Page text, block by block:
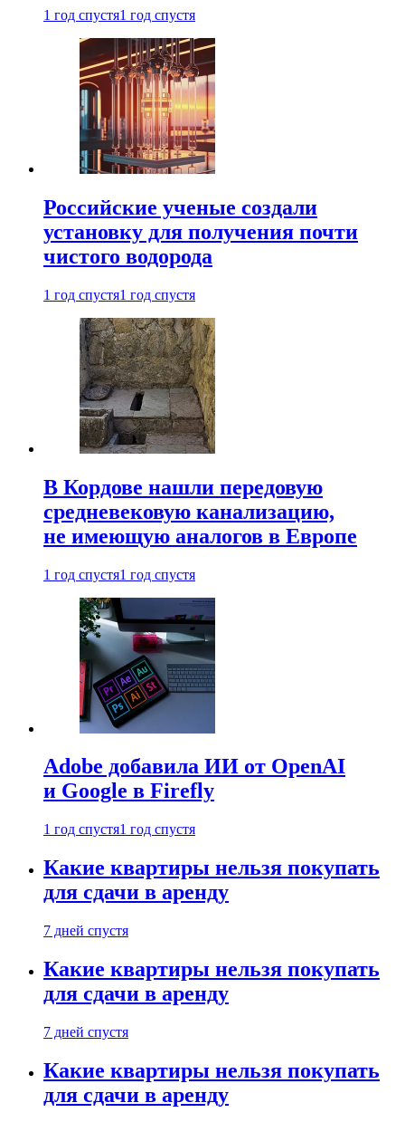
1 год спустя1 год спустя
Российские ученые создали
установку для получения почти
чистого водорода
1 год спустя1 год спустя
В Кордове нашли передовую
средневековую канализацию,
не имеющую аналогов в Европе
1 год спустя1 год спустя
Adobe добавила ИИ от OpenAI
и Google в Firefly
1 год спустя1 год спустя
Какие квартиры нельзя покупать
для сдачи в аренду
7 дней спустя
Какие квартиры нельзя покупать
для сдачи в аренду
7 дней спустя
Какие квартиры нельзя покупать
для сдачи в аренду